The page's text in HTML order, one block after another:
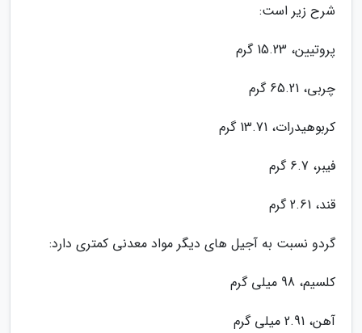
شرح زیر است:
پروتیین، 15.23 گرم
چربی، 65.21 گرم
کربوهیدرات، 13.71 گرم
فیبر، 6.7 گرم
قند، 2.61 گرم
گردو نسبت به آجیل های دیگر مواد معدنی کمتری دارد:
کلسیم، 98 میلی گرم
آهن، 2.91 میلی گرم